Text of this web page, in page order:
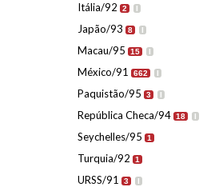
Itália/92 2 I
Japão/93 8 I
Macau/95 15 I
México/91 662 I
Paquistão/95 3 I
República Checa/94 18 I
Seychelles/95 1
Turquia/92 1
URSS/91 3 I